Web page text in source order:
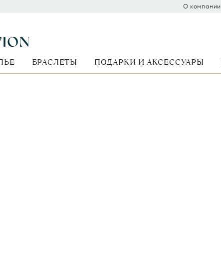
О компании
БРАСЛЕТЫ ПОДАРКИ И АКСЕССУАРЫ